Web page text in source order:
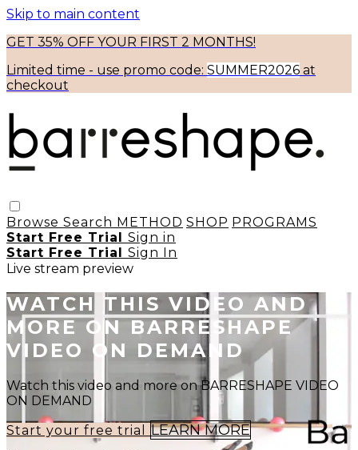
Skip to main content
GET 35% OFF YOUR FIRST 2 MONTHS!
Limited time - use promo code: SUMMER2026 at
checkout
Browse Search METHOD SHOP PROGRAMS
Start Free Trial Sign in
Start Free Trial Sign In
Live stream preview
WATCH THIS VIDEO AND
MORE ON BARRESHAPE
VIDEO ON DEMAND
Watch this video and more on BARRESHAPE VIDEO
ON DEMAND
Start your free trial LEARN MORE